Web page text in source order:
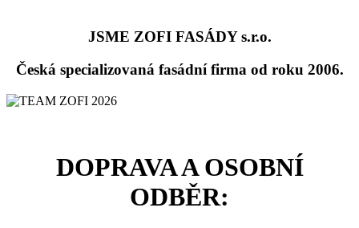
JSME ZOFI FASÁDY s.r.o.
Česká specializovaná fasádní firma od roku 2006.
DOPRAVA A OSOBNÍ
ODBĚR: